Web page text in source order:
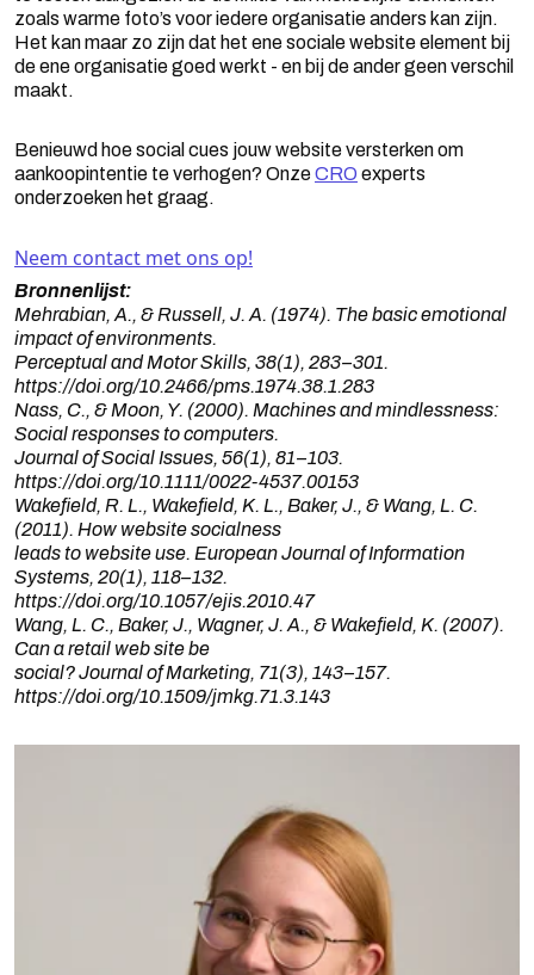
zoals warme foto’s voor iedere organisatie anders kan zijn.
Het kan maar zo zijn dat het ene sociale website element bij
de ene organisatie goed werkt - en bij de ander geen verschil
maakt.
Benieuwd hoe social cues jouw website versterken om
aankoopintentie te verhogen? OnzeCRO experts
onderzoeken het graag.
Neem contact met ons op!
Bronnenlijst:
Mehrabian, A., & Russell, J. A. (1974). The basic emotional
impact of environments.
Perceptual and Motor Skills, 38(1), 283–301.
https://doi.org/10.2466/pms.1974.38.1.283
Nass, C., & Moon, Y. (2000). Machines and mindlessness:
Social responses to computers.
Journal of Social Issues, 56(1), 81–103.
https://doi.org/10.1111/0022-4537.00153
Wakefield, R. L., Wakefield, K. L., Baker, J., & Wang, L. C.
(2011). How website socialness
leads to website use. European Journal of Information
Systems, 20(1), 118–132.
https://doi.org/10.1057/ejis.2010.47
Wang, L. C., Baker, J., Wagner, J. A., & Wakefield, K. (2007).
Can a retail web site be
social? Journal of Marketing, 71(3), 143–157.
https://doi.org/10.1509/jmkg.71.3.143